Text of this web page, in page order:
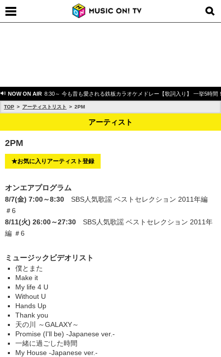
NOW ON AIR 8:30～ 今も昔も愛される鉄板カラオケメドレー【歌詞入り】 一挙5時間
TOP アーティストリスト 2PM
アーティスト
2PM
★お気に入りアーティスト登録
オンエアプログラム
8/7(金) 7:00～8:30
SBS人気歌謡 ベストセレクション 2011年編
＃6
8/11(火) 26:00～27:30
SBS人気歌謡 ベストセレクション 2011年
編 ＃6
ミュージックビデオリスト
僕とまた
Make it
My life 4 U
Without U
Hands Up
Thank you
天の川 ～GALAXY～
Promise (I'll be) -Japanese ver.-
一緒に過ごした時間
My House -Japanese ver.-